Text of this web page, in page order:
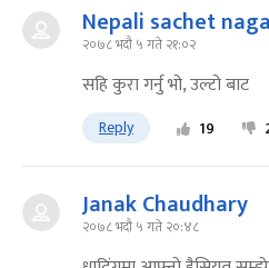
Nepali sachet
२०७८ भदौ ५ गते २१:०२
सहि कुरा गर्नु भो, उल्टो बाट
Reply 19
Janak Chaudhary
२०७८ भदौ ५ गते २०:४८